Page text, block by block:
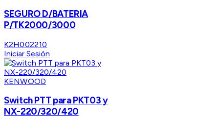
SEGURO D/BATERIA
P/TK2000/3000
K2H002210
Iniciar Sesión
KENWOOD
Switch PTT para PKT03 y
NX-220/320/420